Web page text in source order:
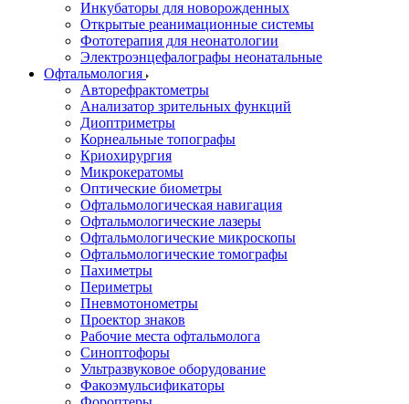
Инкубаторы для новорожденных
Открытые реанимационные системы
Фототерапия для неонатологии
Электроэнцефалографы неонатальные
Офтальмология
Авторефрактометры
Анализатор зрительных функций
Диоптриметры
Корнеальные топографы
Криохирургия
Микрокератомы
Оптические биометры
Офтальмологическая навигация
Офтальмологические лазеры
Офтальмологические микроскопы
Офтальмологические томографы
Пахиметры
Периметры
Пневмотонометры
Проектор знаков
Рабочие места офтальмолога
Синоптофоры
Ультразвуковое оборудование
Факоэмульсификаторы